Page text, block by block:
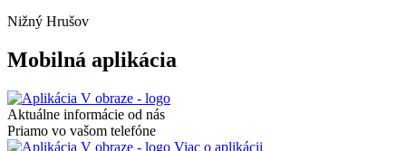
Nižný Hrušov
Mobilná aplikácia
Aktuálne informácie od nás
Priamo vo vašom telefóne
Viac o aplikácii